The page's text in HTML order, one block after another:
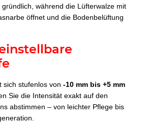
während die Lüfterwalze mit
öffnet und die Bodenbelüftung
sich stufenlos von -10 mm bis +5 mm
Sie die Intensität exakt auf den
abstimmen – von leichter Pflege bis